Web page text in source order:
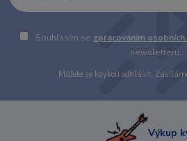
Souhlasím se zpracováním osobních
newsletteru.
Můžete se kdykoli odhlásit.
Výkup